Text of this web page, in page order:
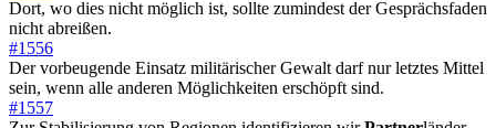
Dort, wo dies nicht möglich ist, sollte zumindest der Gesprächsfaden
nicht abreißen.
#1556
Der vorbeugende Einsatz militärischer Gewalt darf nur letztes Mittel
sein, wenn alle anderen Möglichkeiten erschöpft sind.
#1557